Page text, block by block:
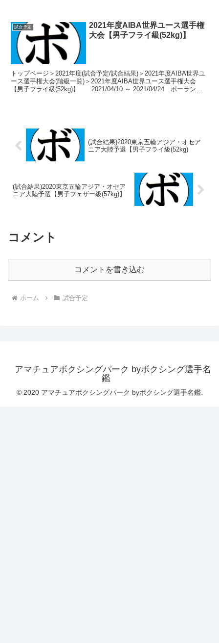
試合予定
2021年度AIBA世界ユース選手権
大会【男子フライ級(52kg)】
トップページ＞2021年度(試合予定/試合結果)＞2021年度AIBA世界ユ
ース選手権大会(階級一覧)＞2021年度AIBA世界ユース選手権大会
【男子フライ級(52kg)】 2021/04/10 ～ 2021/04/24 ポーラン
(試合結果)2020東京五輪アジア・オセア
ニア大陸予選【男子フライ級(52kg)
(試合結果)2020東京五輪アジア・オセア
ニア大陸予選【男子フェザー級(57kg)】
コメント
コメントを書き込む
ホーム 試合予定
アマチュアボクシングパーク byボクシング選手名
鑑
© 2020 アマチュアボクシングパーク byボクシング選手名鑑.